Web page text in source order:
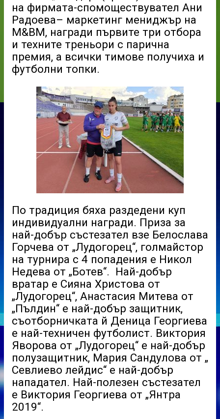
на фирмата-спомоществувател Ани
Радоева– маркетинг мениджър на
M&BM, награди първите три отбора
и техните треньори с парична
премия, а всички тимове получиха и
футболни топки.
По традиция бяха раздедени куп
индивидуални награди. Приза за
най-добър състезател взе Белослава
Горчева от „Лудогорец“, голмайстор
на турнира с 4 попадения е Никол
Недева от „Ботев“. Най-добър
вратар е Сияна Христова от
„Лудогорец“, Анастасия Митева от
„Пълдин“ е най-добър защитник,
съотборничката й Деница Георгиева
е най-техничен футболист. Виктория
Яворова от „Лудогорец“ е най-добър
полузащитник, Мария Сандулова от „
Севлиево лейдис“ е най-добър
нападател. Най-полезен състезател
е Виктория Георгиева от „Янтра
2019“.